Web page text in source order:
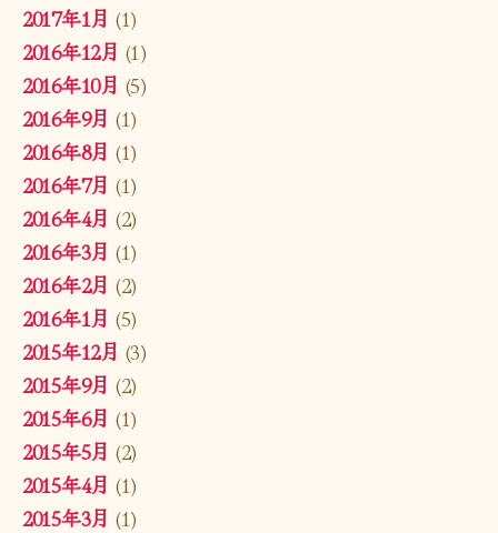
2017年1月 (1)
2016年12月 (1)
2016年10月 (5)
2016年9月 (1)
2016年8月 (1)
2016年7月 (1)
2016年4月 (2)
2016年3月 (1)
2016年2月 (2)
2016年1月 (5)
2015年12月 (3)
2015年9月 (2)
2015年6月 (1)
2015年5月 (2)
2015年4月 (1)
2015年3月 (1)